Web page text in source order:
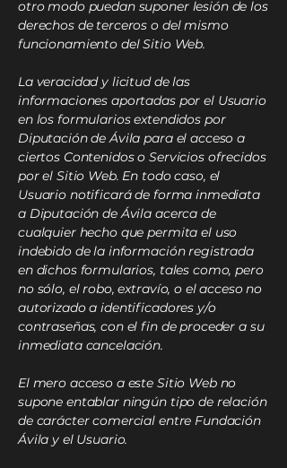
otro modo puedan suponer lesión de los
derechos de terceros o del mismo
funcionamiento del Sitio Web.
La veracidad y licitud de las
informaciones aportadas por el Usuario
en los formularios extendidos por
Diputación de Ávila para el acceso a
ciertos Contenidos o Servicios ofrecidos
por el Sitio Web. En todo caso, el
Usuario notificará de forma inmediata
a Diputación de Ávila acerca de
cualquier hecho que permita el uso
indebido de la información registrada
en dichos formularios, tales como, pero
no sólo, el robo, extravío, o el acceso no
autorizado a identificadores y/o
contraseñas, con el fin de proceder a su
inmediata cancelación.
El mero acceso a este Sitio Web no
supone entablar ningún tipo de relación
de carácter comercial entre Fundación
Ávila y el Usuario.